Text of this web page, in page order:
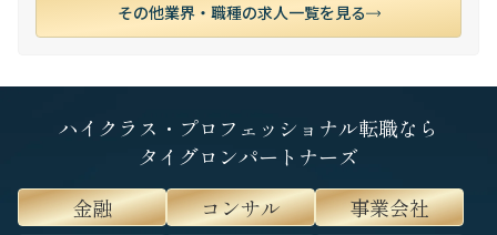
その他業界・職種の求人一覧を見る
ハイクラス・プロフェッショナル転職なら
タイグロンパートナーズ
金融
コンサル 事業会社